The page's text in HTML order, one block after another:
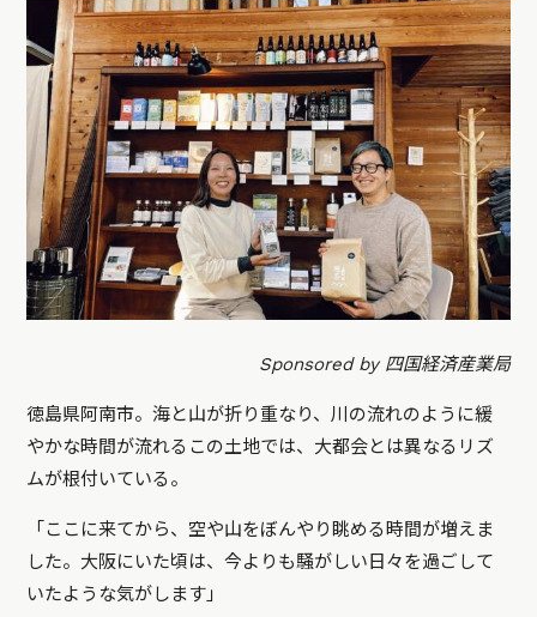
Sponsored by 四国経済産業局
徳島県阿南市。海と山が折り重なり、川の流れのように緩
やかな時間が流れるこの土地では、大都会とは異なるリズ
ムが根付いている。
「ここに来てから、空や山をぼんやり眺める時間が増えま
した。大阪にいた頃は、今よりも騒がしい日々を過ごして
いたような気がします」